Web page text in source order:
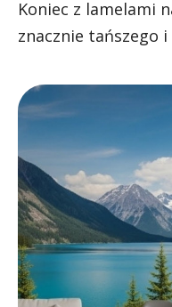
Koniec z lamelami
znacznie tańszego